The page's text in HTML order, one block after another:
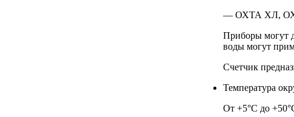
— ОХТА ХЛ,
Приборы могут
воды могут
Счетчик
Температура
От +5°С до